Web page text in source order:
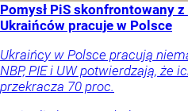
Pomysł PiS skonfrontowany
Ukraińców pracuje w Polsce
Ukraińcy w Polsce pracują
NBP, PIE i UW potwierdzają, że
przekracza 70 proc.